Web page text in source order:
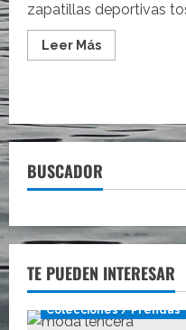
zapatillas deportivas
Leer MásLeer
más
aquí
la
Vans
Shoe,
lo
mismo,
Vans
de
Papá
BUSCADOR
TE PUEDEN INTERESAR
Colecciones / Prendas